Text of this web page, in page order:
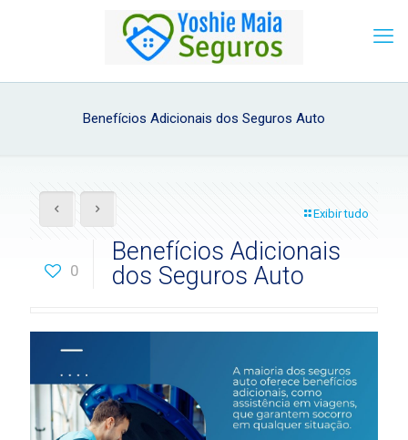
Benefícios Adicionais dos Seguros Auto
Exibir tudo
0
Benefícios Adicionais
dos Seguros Auto